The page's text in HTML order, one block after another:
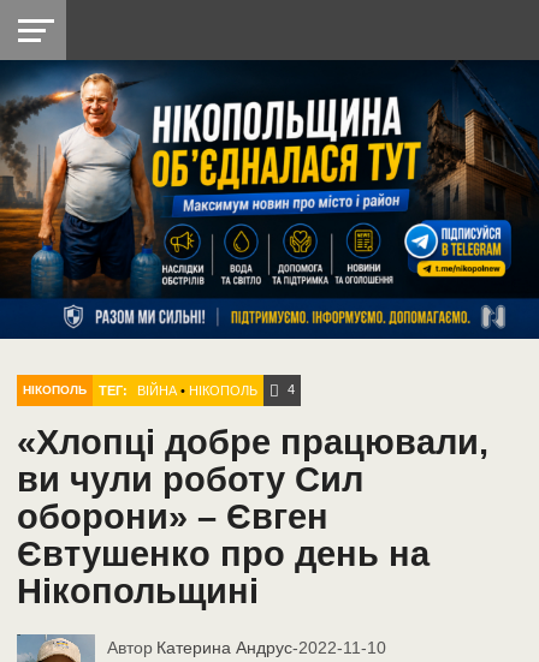
НІКОПОЛЬ
РАЙОН
СІЧЕСЛАВСЬКА
УКРАЇНА
РЕТРО
НІКОПОЛЬ
ЛАЙТ
УКРАЇНА
ДОПОМОГА
РАДІО
НІКОПОЛЬ ТЕГ: ВІЙНА •НІКОПОЛЬ 4
«Хлопці добре працювали,
ви чули роботу Сил
оборони» – Євген
Євтушенко про день на
Нікопольщині
Автор Катерина Андрус-2022-11-10